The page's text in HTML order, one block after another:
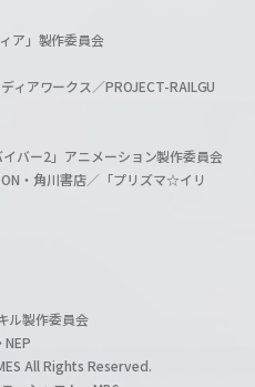
ア」製作委員会
アワークス／PROJECT-RAILGU
バー2」アニメーション製作委員会
・角川書店／「プリズマ☆イリ
ル製作委員会
All Rights Reserved.